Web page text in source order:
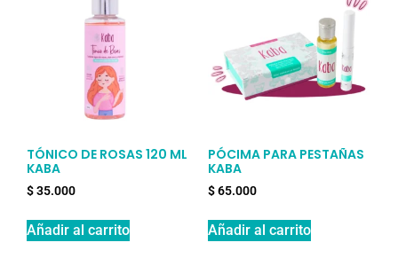
TÓNICO DE ROSAS 120 ML
KABA
$35.000
Añadir al carrito
PÓCIMA PARA PESTAÑAS
KABA
$65.000
Añadir al carrito